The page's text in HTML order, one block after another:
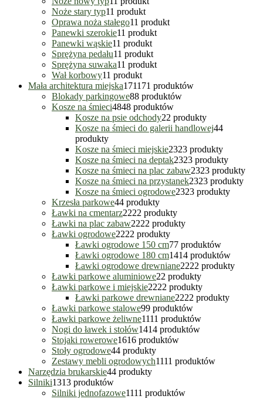
Noże stary typ11 produkt
Oprawa noża stałego11 produkt
Panewki szerokie11 produkt
Panewki wąskie11 produkt
Sprężyna pedału11 produkt
Sprężyna suwaka11 produkt
Wał korbowy11 produkt
Mała architektura miejska171171 produktów
Blokady parkingowe88 produktów
Kosze na śmieci4848 produktów
Kosze na psie odchody22 produkty
Kosze na śmieci do galerii handlowej44
produkty
Kosze na śmieci miejskie2323 produkty
Kosze na śmieci na deptak2323 produkty
Kosze na śmieci na plac zabaw2323 produkty
Kosze na śmieci na przystanek2323 produkty
Kosze na śmieci ogrodowe2323 produkty
Krzesła parkowe44 produkty
Ławki na cmentarz2222 produkty
Ławki na plac zabaw2222 produkty
Ławki ogrodowe2222 produkty
Ławki ogrodowe 150 cm77 produktów
Ławki ogrodowe 180 cm1414 produktów
Ławki ogrodowe drewniane2222 produkty
Ławki parkowe aluminiowe22 produkty
Ławki parkowe i miejskie2222 produkty
Ławki parkowe drewniane2222 produkty
Ławki parkowe stalowe99 produktów
Ławki parkowe żeliwne1111 produktów
Nogi do ławek i stołów1414 produktów
Stojaki rowerowe1616 produktów
Stoły ogrodowe44 produkty
Zestawy mebli ogrodowych1111 produktów
Narzędzia brukarskie44 produkty
Silniki1313 produktów
Silniki jednofazowe1111 produktów